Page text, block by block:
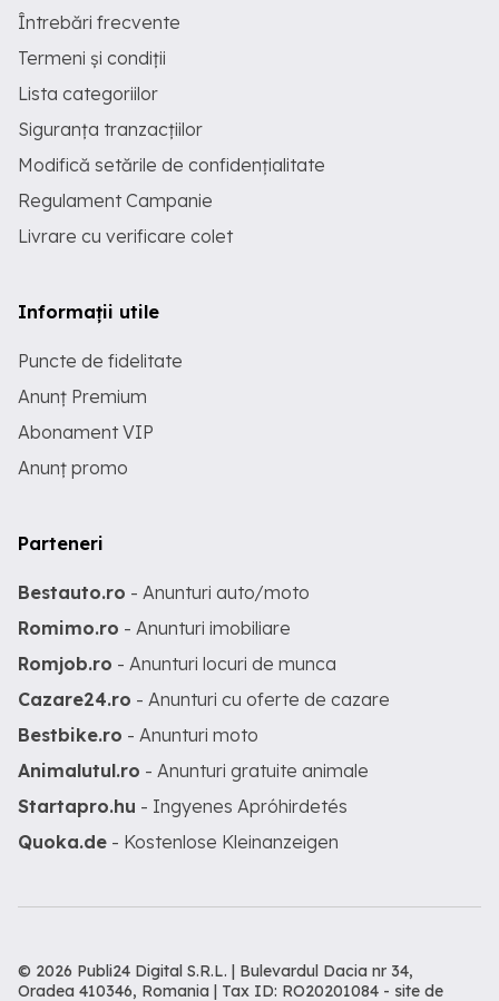
Întrebări frecvente
Termeni și condiții
Lista categoriilor
Siguranța tranzacțiilor
Modifică setările de confidențialitate
Regulament Campanie
Livrare cu verificare colet
Informații utile
Puncte de fidelitate
Anunț Premium
Abonament VIP
Anunț promo
Parteneri
Bestauto.ro - Anunturi auto/moto
Romimo.ro - Anunturi imobiliare
Romjob.ro - Anunturi locuri de munca
Cazare24.ro - Anunturi cu oferte de cazare
Bestbike.ro - Anunturi moto
Animalutul.ro - Anunturi gratuite animale
Startapro.hu - Ingyenes Apróhirdetés
Quoka.de - Kostenlose Kleinanzeigen
© 2026 Publi24 Digital S.R.L. | Bulevardul Dacia nr 34,
Oradea 410346, Romania | Tax ID: RO20201084 - site de